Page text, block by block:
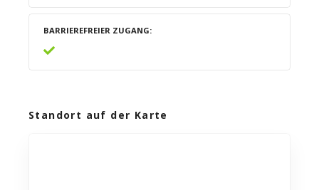
BARRIEREFREIER ZUGANG
Standort auf der Karte